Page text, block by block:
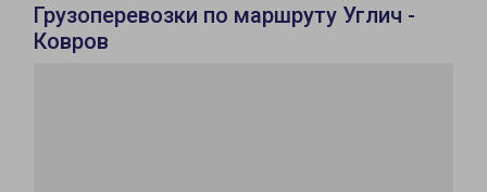
Грузоперевозки по маршруту Углич -
Ковров